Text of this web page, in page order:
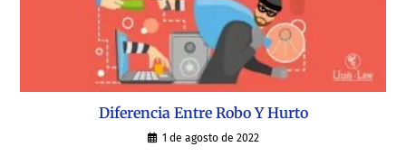
Diferencia Entre Robo Y Hurto
1 de agosto de 2022